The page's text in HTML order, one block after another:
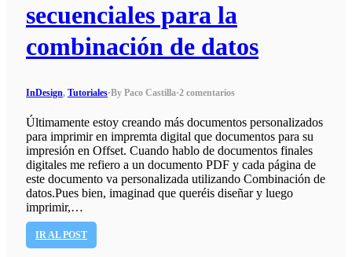
secuenciales para la
combinación de datos
InDesign, Tutoriales·By Paco Castilla·2 comentarios
Últimamente estoy creando más documentos personalizados
para imprimir en impremta digital que documentos para su
impresión en Offset. Cuando hablo de documentos finales
digitales me refiero a un documento PDF y cada página de
este documento va personalizada utilizando Combinación de
datos.Pues bien, imaginad que queréis diseñar y luego
imprimir,…
IR AL POST